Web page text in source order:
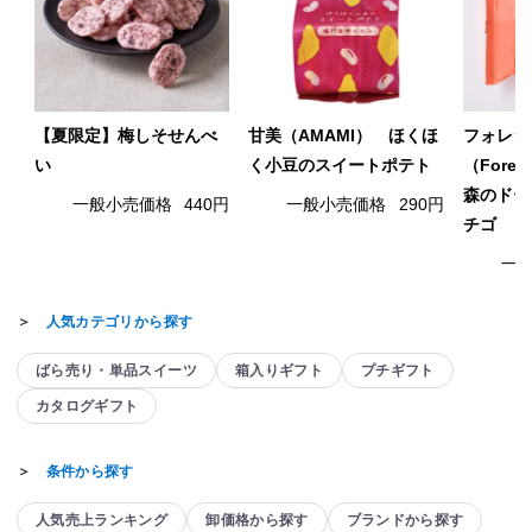
【夏限定】梅しそせんべ
い
一般小売価格 440円
甘美（AMAMI） ほくほ
く小豆のスイートポテト
一般小売価格 290円
フォレ
（
森のド
チゴ
一
＞ 人気カテゴリから探す
ばら売り・単品スイーツ 箱入りギフト プチギフト
カタログギフト
＞ 条件から探す
人気売上ランキング 卸価格から探す ブランドから探す